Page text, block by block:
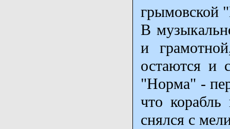
грымовской
В
и
остаются и
"Норма" -
что
снялся с